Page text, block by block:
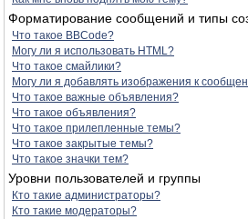
Форматирование сообщений и типы
Что такое BBCode?
Могу ли я использовать HTML?
Что такое смайлики?
Могу ли я добавлять изображения к
Что такое важные объявления?
Что такое объявления?
Что такое прилепленные темы?
Что такое закрытые темы?
Что такое значки тем?
Уровни пользователей и группы
Кто такие администраторы?
Кто такие модераторы?